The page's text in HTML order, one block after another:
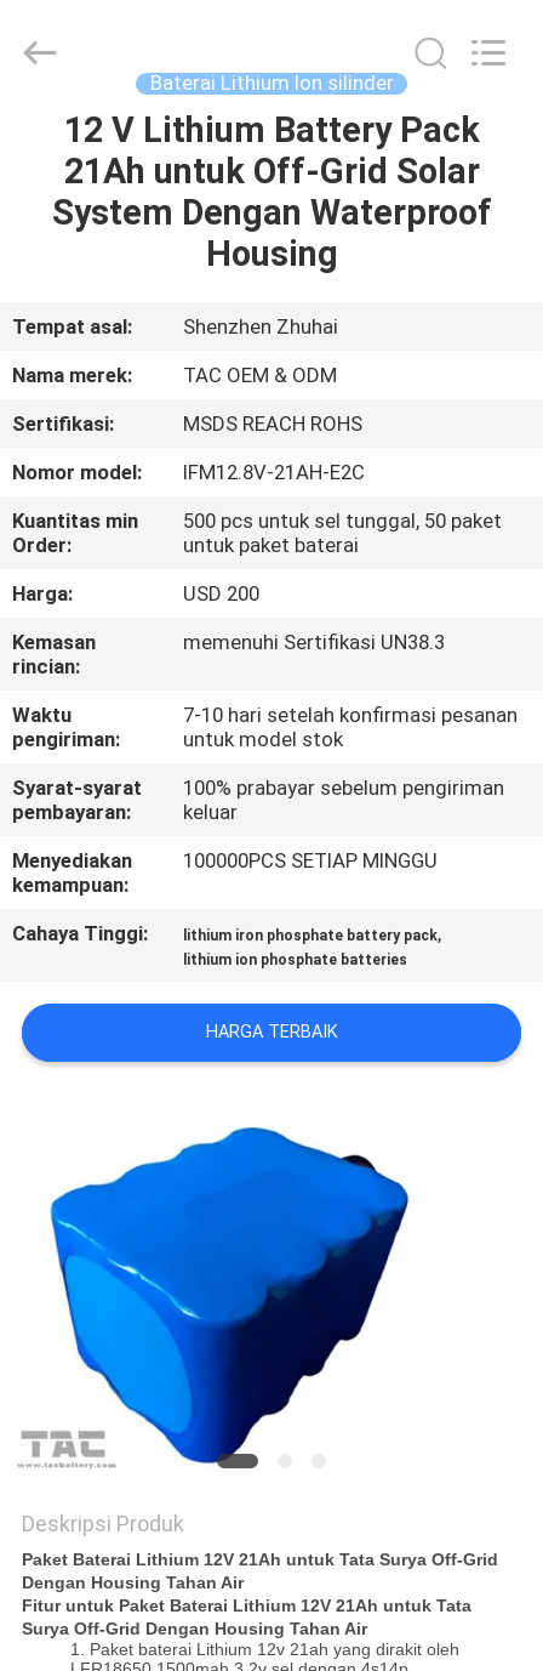
RUMAH
PRODUK
TENTANG
TUR
PABRIK
KONTROL
KUALITAS
HUBUNGI
KAMI
BERITA
PENAWARAN
PRIVACY
POLICY
Energy
Technology
Baterai Lithium Ion silinder
12 V Lithium Battery Pack
21Ah untuk Off-Grid Solar
System Dengan Waterproof
Housing
Tempat asal:
Shenzhen Zhuhai
Nama merek:
TAC OEM & ODM
Sertifikasi:
MSDS REACH ROHS
Nomor model:
IFM12.8V-21AH-E2C
Kuantitas min
Order:
500 pcs untuk sel tunggal, 50 paket
untuk paket baterai
Harga:
USD 200
Kemasan
rincian:
memenuhi Sertifikasi UN38.3
Waktu
pengiriman:
7-10 hari setelah konfirmasi pesanan
untuk model stok
Syarat-syarat
pembayaran:
100% prabayar sebelum pengiriman
keluar
Menyediakan
kemampuan:
100000PCS SETIAP MINGGU
Cahaya Tinggi: lithium iron phosphate battery pack,
lithium ion phosphate batteries
HARGA TERBAIK
Deskripsi Produk
Paket Baterai Lithium 12V 21Ah untuk Tata Surya Off-Grid
Dengan Housing Tahan Air
Fitur untuk Paket Baterai Lithium 12V 21Ah untuk Tata
Surya Off-Grid Dengan Housing Tahan Air
1. Paket baterai Lithium 12v 21ah yang dirakit oleh